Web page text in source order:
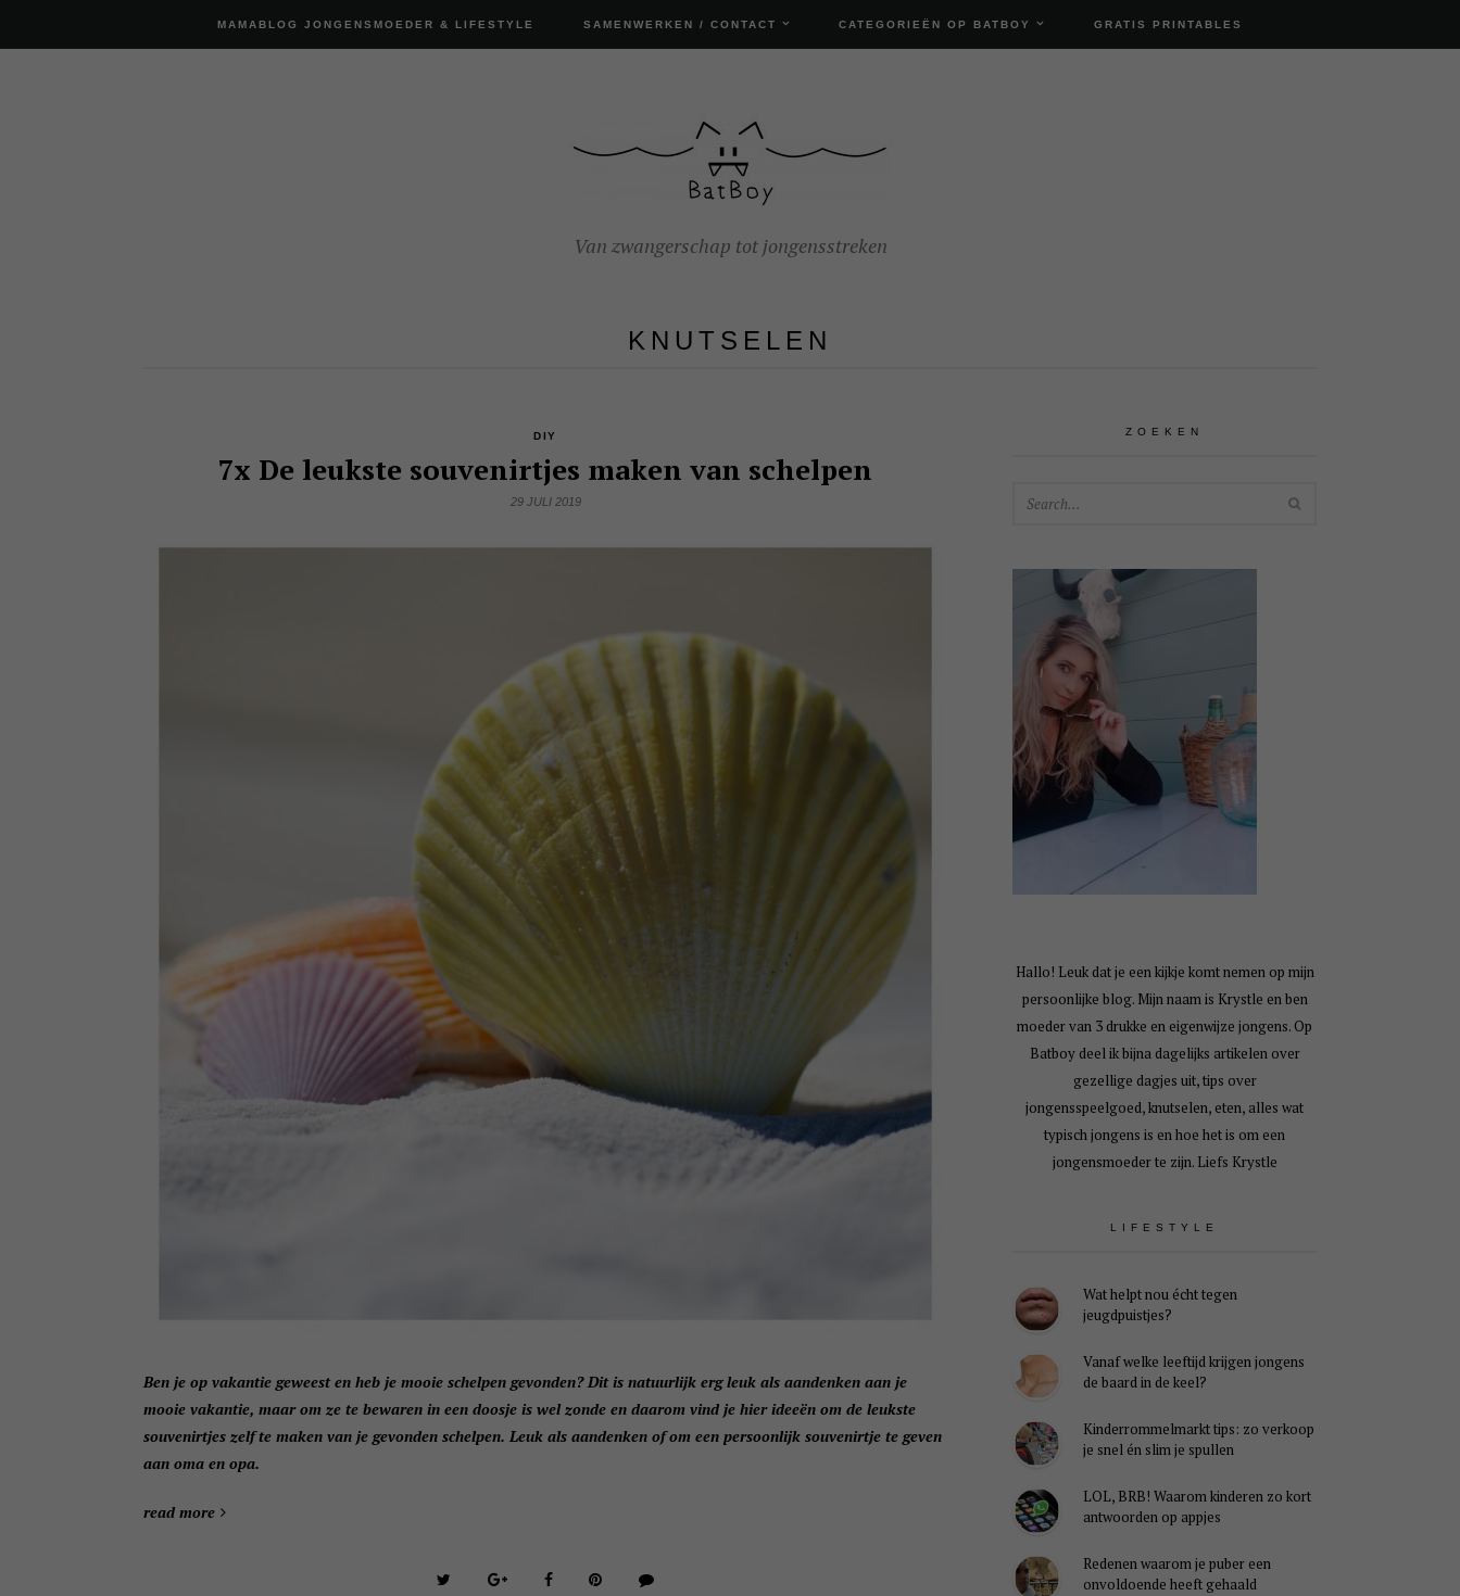
MAMABLOG JONGENSMOEDER & LIFESTYLE SAMENWERKEN / CONTACT CATEGORIEËN OP BATBOY GRATIS PRINTABLES
Van zwangerschap tot jongensstreken
KNUTSELEN
DIY
7x De leukste souvenirtjes maken van schelpen
29 JULI 2019
Ben je op vakantie geweest en heb je mooie schelpen gevonden? Dit is natuurlijk erg leuk als aandenken aan je
mooie vakantie, maar om ze te bewaren in een doosje is wel zonde en daarom vind je hier ideeën om de leukste
souvenirtjes zelf te maken van je gevonden schelpen. Leuk als aandenken of om een persoonlijk souvenirtje te geven
aan oma en opa.
read more
ZOEKEN
Hallo! Leuk dat je een kijkje komt nemen op mijn
persoonlijke blog. Mijn naam is Krystle en ben
moeder van 3 drukke en eigenwijze jongens. Op
Batboy deel ik bijna dagelijks artikelen over
gezellige dagjes uit, tips over
jongensspeelgoed, knutselen, eten, alles wat
typisch jongens is en hoe het is om een
jongensmoeder te zijn. Liefs Krystle
LIFESTYLE
Wat helpt nou écht tegen
jeugdpuistjes?
Vanaf welke leeftijd krijgen jongens
de baard in de keel?
Kinderrommelmarkt tips: zo verkoop
je snel én slim je spullen
LOL, BRB! Waarom kinderen zo kort
antwoorden op appjes
Redenen waarom je puber een
onvoldoende heeft gehaald